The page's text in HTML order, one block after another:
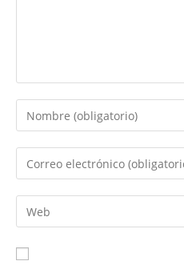
Introduce
tu
nombre
de
usuario
para
Introduce
tu
dirección
de
electrónico
Introduce
la
URL